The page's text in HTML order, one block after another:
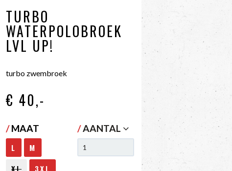
TURBO
WATERPOLOBROEK
LVL UP!
turbo zwembroek
€ 40,-
/MAAT
L
M
XL
3XL
/AANTAL